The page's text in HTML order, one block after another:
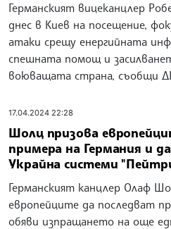
Германският вицеканцлер
днес в Киев на посещение,
атаки срещу енергийната
спешната помощ и
воюващата страна, съобщи
17.04.2024 22:28
Шолц призова
примера на Германия и
Украйна системи
Германският канцлер Олаф
европейците да последват
обяви изпращането на още